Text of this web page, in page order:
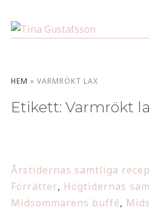
HEM » VARMRÖKT LAX
Etikett: Varmrökt
Årstidernas samtliga
Förrätter, Högtidernas
Midsommarens buffé,